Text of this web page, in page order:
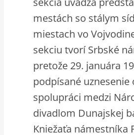
mestách so stálym
miestach vo
sekciu tvorí Srbské
pretože 29. januára
podpísané uznesenie
spolupráci medzi
divadlom Dunajskej
Kniežaťa námestníka